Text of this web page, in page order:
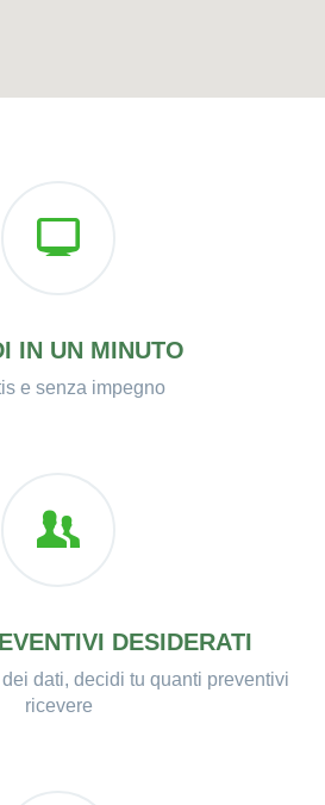
IN UN MINUTO
e senza impegno
DESIDERATI
dati, decidi tu quanti preventivi
ricevere